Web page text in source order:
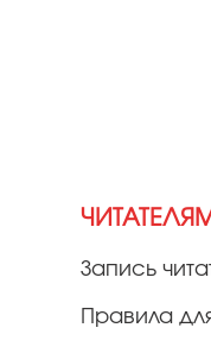
Запись
Правила